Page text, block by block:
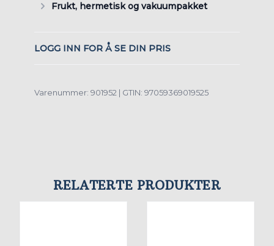
Frukt, hermetisk og vakuumpakket
LOGG INN FOR Å SE DIN PRIS
Varenummer: 901952 | GTIN: 97059369019525
RELATERTE PRODUKTER